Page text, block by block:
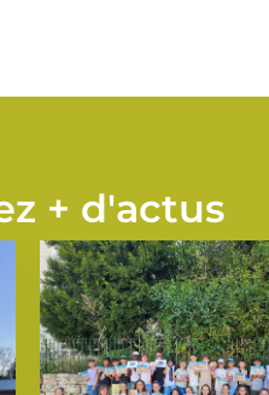
+ d'actus